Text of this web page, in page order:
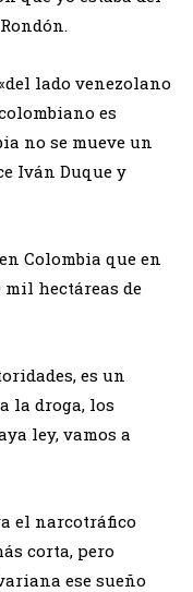
lado venezolano
es
no se mueve un
Iván Duque y
Colombia que en
hectáreas de
es un
la droga, los
ley, vamos a
el narcotráfico
corta, pero
ese sueño